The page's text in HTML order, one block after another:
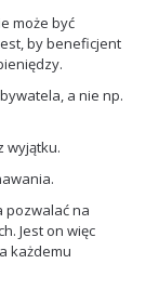
może być
by beneficjent
a nie np.
wyjątku.
pozwalać na
Jest on więc
każdemu